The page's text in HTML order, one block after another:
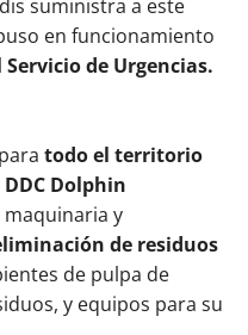
suministra a este
en funcionamiento
de Urgencias.
para todo el territorio
DDC Dolphin
maquinaria y
de residuos
de pulpa de
y equipos para su